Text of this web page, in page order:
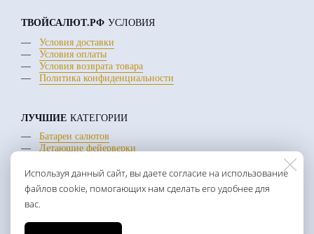
Используя данный сайт, вы даете согласие на использование
файлов cookie, помогающих нам сделать его удобнее для
вас.
ТВОЙСАЛЮТ.РФ УСЛОВИЯ
Условия доставки
Условия оплаты
Условия возврата товара
Политика конфиденциальности
ЛУЧШИЕ КАТЕГОРИИ
Батареи салютов
Летающие фейерверки
+7 (922) 300-40-40